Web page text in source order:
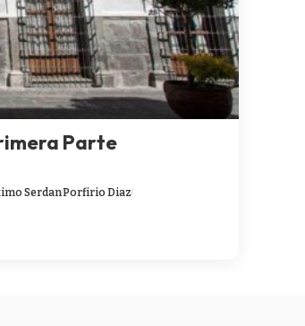
Parte
SerdanPorfirio Diaz